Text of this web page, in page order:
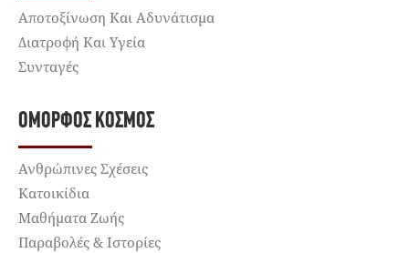
Αποτοξίνωση Και Αδυνάτισμα
Διατροφή Και Υγεία
Συνταγές
ΌΜΟΡΦΟΣ ΚΌΣΜΟΣ
Ανθρώπινες Σχέσεις
Κατοικίδια
Μαθήματα Ζωής
Παραβολές & Ιστορίες